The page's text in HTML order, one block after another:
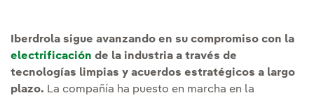
Iberdrola sigue avanzando en su compromiso con la
electrificación de la industria a través de
tecnologías limpias y acuerdos estratégicos a largo
plazo. La compañía ha puesto en marcha en la